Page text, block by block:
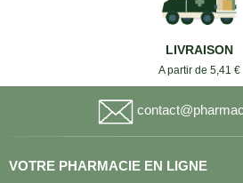
LIVRAISON
A partir de 5,41 €
VOTRE PHARMACIE EN LIGNE